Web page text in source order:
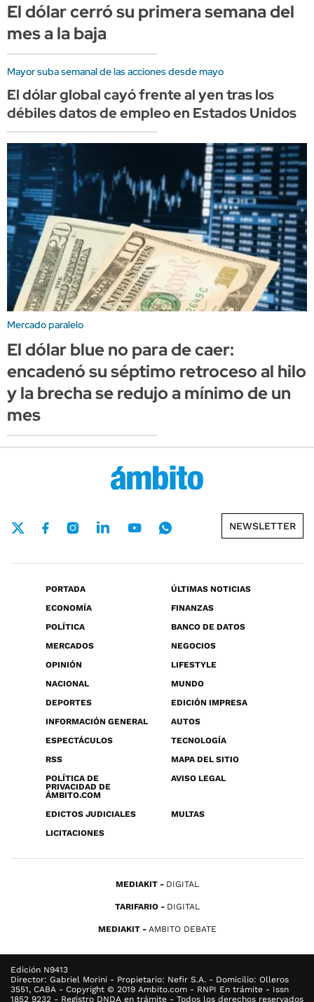
El dólar cerró su primera semana del
mes a la baja
Mayor suba semanal de las acciones desde mayo
El dólar global cayó frente al yen tras los
débiles datos de empleo en Estados Unidos
Mercado paralelo
El dólar blue no para de caer:
encadenó su séptimo retroceso al hilo
y la brecha se redujo a mínimo de un
mes
NEWSLETTER
PORTADA
ÚLTIMAS NOTICIAS
ECONOMÍA
FINANZAS
POLÍTICA
BANCO DE DATOS
MERCADOS
NEGOCIOS
OPINIÓN
LIFESTYLE
NACIONAL
MUNDO
DEPORTES
EDICIÓN IMPRESA
INFORMACIÓN GENERAL
AUTOS
ESPECTÁCULOS
TECNOLOGÍA
RSS
MAPA DEL SITIO
POLÍTICA DE
PRIVACIDAD DE
ÁMBITO.COM
AVISO LEGAL
EDICTOS JUDICIALES
MULTAS
LICITACIONES
MEDIAKIT DIGITAL
TARIFARIO DIGITAL
MEDIAKIT AMBITO DEBATE
Edición N9413
Director: Gabriel Morini - Propietario: Nefir S.A. - Domicilio: Olleros
3551, CABA - Copyright © 2019 Ambito.com - RNPI En trámite - Issn
1852 9232 - Registro DNDA en trámite - Todos los derechos reservados